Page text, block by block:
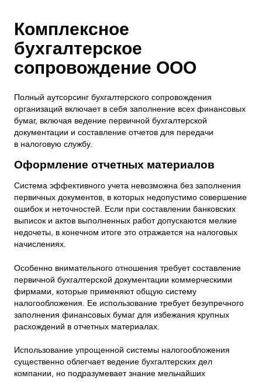
Комплексное
бухгалтерское
сопровождение ООО
Полный аутсорсинг бухгалтерского сопровождения
организаций включает в себя заполнение всех финансовых
бумаг, включая ведение первичной бухгалтерской
документации и составление отчетов для передачи
в налоговую службу.
Оформление отчетных материалов
Система эффективного учета невозможна без заполнения
первичных документов, в которых недопустимо совершение
ошибок и неточностей. Если при составлении банковских
выписок и актов выполненных работ допускаются мелкие
недочеты, в конечном итоге это отражается на налоговых
начислениях.
Особенно внимательного отношения требует составление
первичной бухгалтерской документации коммерческими
фирмами, которые применяют общую систему
налогообложения. Ее использование требует безупречного
заполнения финансовых бумаг для избежания крупных
расхождений в отчетных материалах.
Использование упрощенной системы налогообложения
существенно облегчает ведение бухгалтерских дел
компании, но подразумевает знание мельчайших